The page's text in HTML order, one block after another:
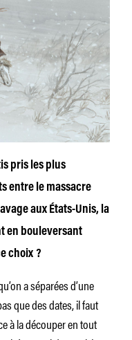
pris les plus
entre le massacre
aux États-Unis, la
en bouleversant
choix ?
a séparées d’une
que des dates, il faut
à la découper en tout